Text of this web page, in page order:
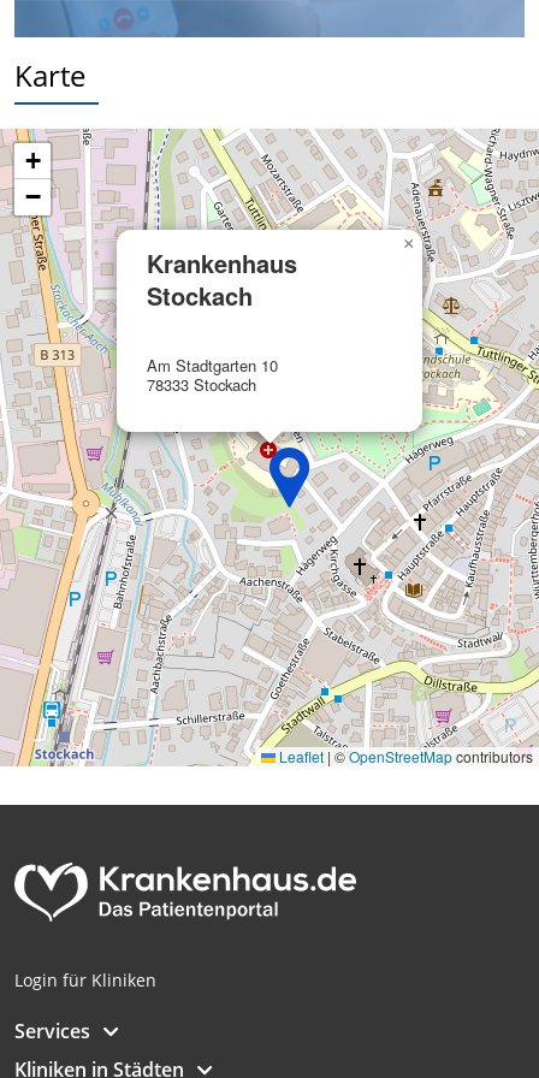
Karte
Krankenhaus
Stockach
Am Stadtgarten 10
78333 Stockach
×
+
−
Leaflet | ©OpenStreetMapcontributors
Login für Kliniken
Services
Kliniken in Städten
Verwendung reduzierter Daten zur Auswahl
von Inhalten
IAB-Besonderheiten:
Verwendung genauer Standortdaten
Geräte anhand von aktiv angeforderten
Informationen identifizieren
Nicht-IAB-Verarbeitungszwecke:
Notwendig
Performance
Funktional
Werbung